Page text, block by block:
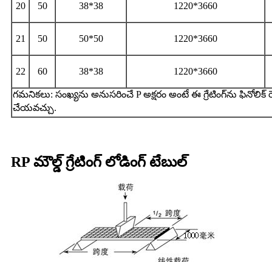
20 50 38*38 1220*3660
21 50 50*50 1220*3660
22 60 38*38 1220*3660
గమనికలు: సంఖ్యను అనుసరించే P అక్షరం అంటే ఈ గ్రేటింగ్‌ను
చేయవచ్చు.
RP మౌల్డ్ గ్రేటింగ్ లోడింగ్ టేబుల్